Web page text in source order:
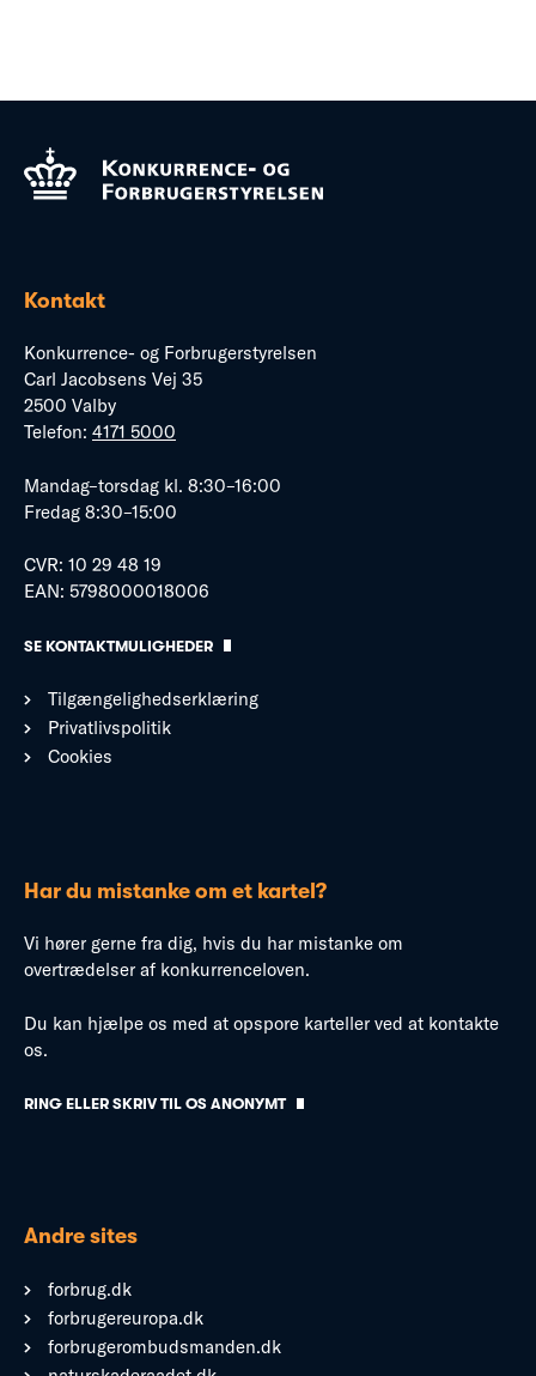
Kontakt
Konkurrence- og Forbrugerstyrelsen
Carl Jacobsens Vej 35
2500 Valby
Telefon: 4171 5000
Mandag–torsdag kl. 8:30–16:00
Fredag 8:30–15:00
CVR: 10 29 48 19
EAN: 5798000018006
SE KONTAKTMULIGHEDER
Tilgængelighedserklæring
Privatlivspolitik
Cookies
Har du mistanke om et kartel?
Vi hører gerne fra dig, hvis du har mistanke om
overtrædelser af konkurrenceloven.
Du kan hjælpe os med at opspore karteller ved at kontakte
os.
RING ELLER SKRIV TIL OS ANONYMT
Andre sites
forbrug.dk
forbrugereuropa.dk
forbrugerombudsmanden.dk